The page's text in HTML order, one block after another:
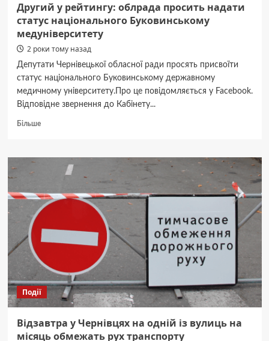
Другий у рейтингу: облрада просить надати
статус національного Буковинському
медуніверситету
2 роки тому назад
Депутати Чернівецької обласної ради просять присвоїти
статус національного Буковинському державному
медичному університету.Про це повідомляється у Facebook.
Відповідне звернення до Кабінету...
БільшеДокладніше
у
рейтингу:
надати
статус
Буковинському
медуніверситету
Події
Відзавтра у Чернівцях на одній із вулиць на
місяць обмежать рух транспорту